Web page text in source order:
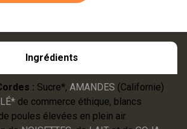
Ingrédients
: Sucre*, AMANDES (Californie)
de commerce éthique, blancs
poules élevées en plein air.